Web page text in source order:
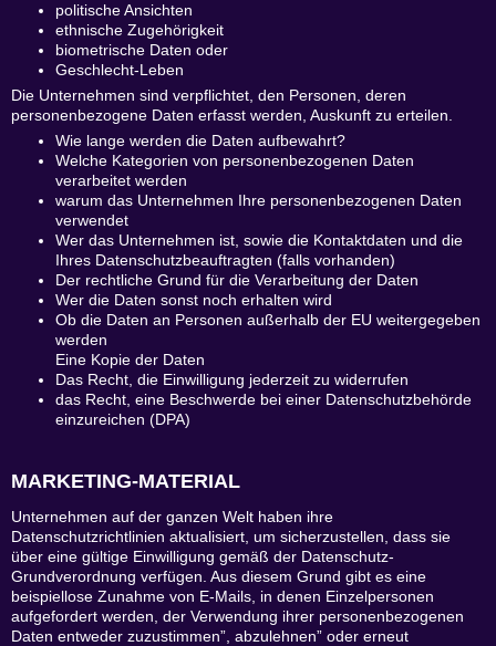
politische Ansichten
ethnische Zugehörigkeit
biometrische Daten oder
Geschlecht-Leben
Die Unternehmen sind verpflichtet, den Personen, deren
personenbezogene Daten erfasst werden, Auskunft zu erteilen.
Wie lange werden die Daten aufbewahrt?
Welche Kategorien von personenbezogenen Daten
verarbeitet werden
warum das Unternehmen Ihre personenbezogenen Daten
verwendet
Wer das Unternehmen ist, sowie die Kontaktdaten und die
Ihres Datenschutzbeauftragten (falls vorhanden)
Der rechtliche Grund für die Verarbeitung der Daten
Wer die Daten sonst noch erhalten wird
Ob die Daten an Personen außerhalb der EU weitergegeben
werden
Eine Kopie der Daten
Das Recht, die Einwilligung jederzeit zu widerrufen
das Recht, eine Beschwerde bei einer Datenschutzbehörde
einzureichen (DPA)
MARKETING-MATERIAL
Unternehmen auf der ganzen Welt haben ihre
Datenschutzrichtlinien aktualisiert, um sicherzustellen, dass sie
über eine gültige Einwilligung gemäß der Datenschutz-
Grundverordnung verfügen. Aus diesem Grund gibt es eine
beispiellose Zunahme von E-Mails, in denen Einzelpersonen
aufgefordert werden, der Verwendung ihrer personenbezogenen
Daten entweder zuzustimmen”, abzulehnen” oder erneut